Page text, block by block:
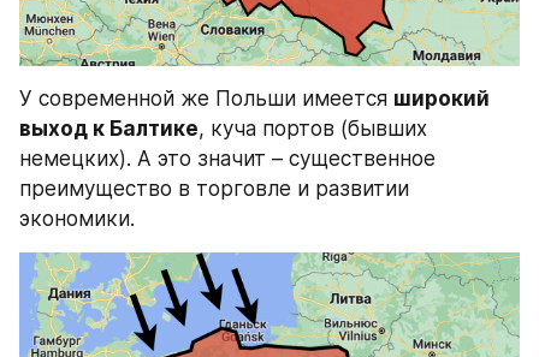
У современной же Польши имеется широкий
выход к Балтике, куча портов (бывших
немецких). А это значит – существенное
преимущество в торговле и развитии
экономики.